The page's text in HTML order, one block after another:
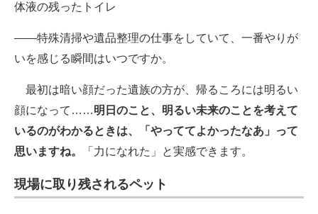
体液の残ったトイレ
――特殊清掃や遺品整理の仕事をしていて、一番やりが
いを感じる瞬間はいつですか。
最初は暗い顔だった遺族の方が、帰るころには明るい
顔になって……明日のこと、明るい未来のことを考えて
いるのがわかるときは、「やっててよかったなあ」って
思いますね。
「力になれた」と実感できます。
現場に取り残されるペット